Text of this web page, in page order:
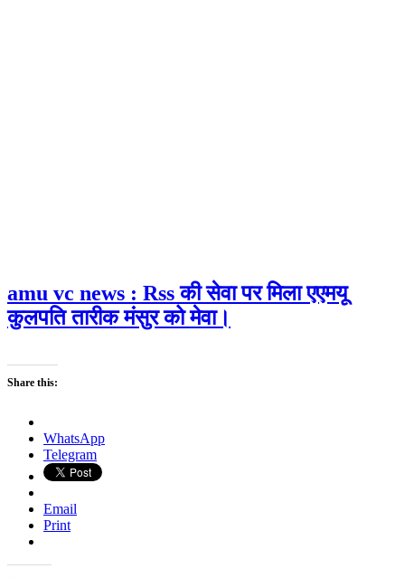
amu vc news : Rss की सेवा पर मिला एएमयू
कुलपति तारीक मंसुर को मेवा।
Share this:
WhatsApp
Telegram
Email
Print